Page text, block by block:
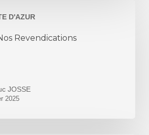
D'AZUR
Revendications
JOSSE
2025